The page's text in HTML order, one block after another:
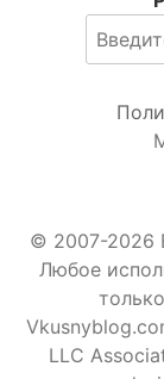
© 2007-2026
Любое
LLC